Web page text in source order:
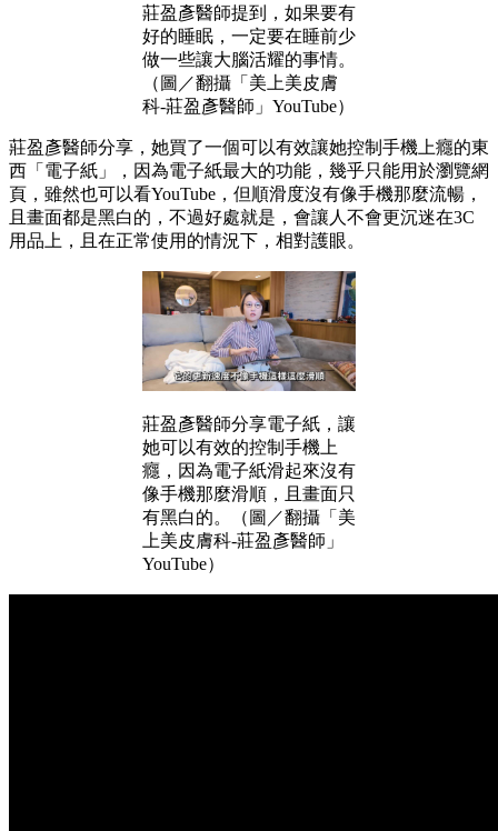
莊盈彥醫師提到，如果要有
好的睡眠，一定要在睡前少
做一些讓大腦活耀的事情。
（圖／翻攝「美上美皮膚
科-莊盈彥醫師」YouTube）
莊盈彥醫師分享，她買了一個可以有效讓她控制手機上癮的東
西「電子紙」，因為電子紙最大的功能，幾乎只能用於瀏覽網
頁，雖然也可以看YouTube，但順滑度沒有像手機那麼流暢，
且畫面都是黑白的，不過好處就是，會讓人不會更沉迷在3C
用品上，且在正常使用的情況下，相對護眼。
莊盈彥醫師分享電子紙，讓
她可以有效的控制手機上
癮，因為電子紙滑起來沒有
像手機那麼滑順，且畫面只
有黑白的。（圖／翻攝「美
上美皮膚科-莊盈彥醫師」
YouTube）